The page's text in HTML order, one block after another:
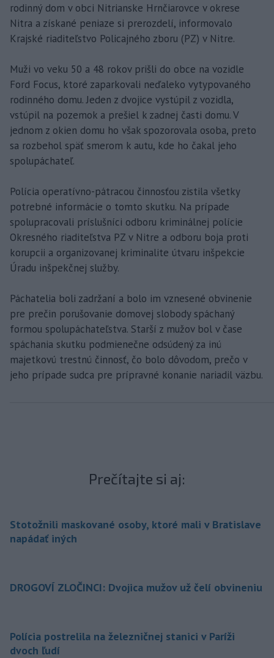
rodinný dom v obci Nitrianske Hrnčiarovce v okrese
Nitra a získané peniaze si prerozdelí, informovalo
Krajské riaditeľstvo Policajného zboru (PZ) v Nitre.
Muži vo veku 50 a 48 rokov prišli do obce na vozidle
Ford Focus, ktoré zaparkovali neďaleko vytypovaného
rodinného domu. Jeden z dvojice vystúpil z vozidla,
vstúpil na pozemok a prešiel k zadnej časti domu. V
jednom z okien domu ho však spozorovala osoba, preto
sa rozbehol späť smerom k autu, kde ho čakal jeho
spolupáchateľ.
Polícia operatívno-pátracou činnosťou zistila všetky
potrebné informácie o tomto skutku. Na prípade
spolupracovali príslušníci odboru kriminálnej polície
Okresného riaditeľstva PZ v Nitre a odboru boja proti
korupcii a organizovanej kriminalite útvaru inšpekcie
Úradu inšpekčnej služby.
Páchatelia boli zadržaní a bolo im vznesené obvinenie
pre prečin porušovanie domovej slobody spáchaný
formou spolupáchateľstva. Starší z mužov bol v čase
spáchania skutku podmienečne odsúdený za inú
majetkovú trestnú činnosť, čo bolo dôvodom, prečo v
jeho prípade sudca pre prípravné konanie nariadil väzbu.
Prečítajte si aj:
Stotožnili maskované osoby, ktoré mali v Bratislave
napádať iných
DROGOVÍ ZLOČINCI: Dvojica mužov už čelí obvineniu
Polícia postrelila na železničnej stanici v Paríži
dvoch ľudí